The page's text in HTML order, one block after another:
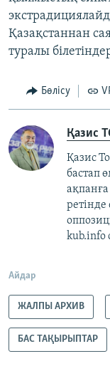
Қазақстаннан
туралы
Бөлісу
Қазис
Қазис
бастап
ретінде
kub.info
Айдар
ЖАЛПЫ АРХИВ
БАС ТАҚЫРЫПТАР